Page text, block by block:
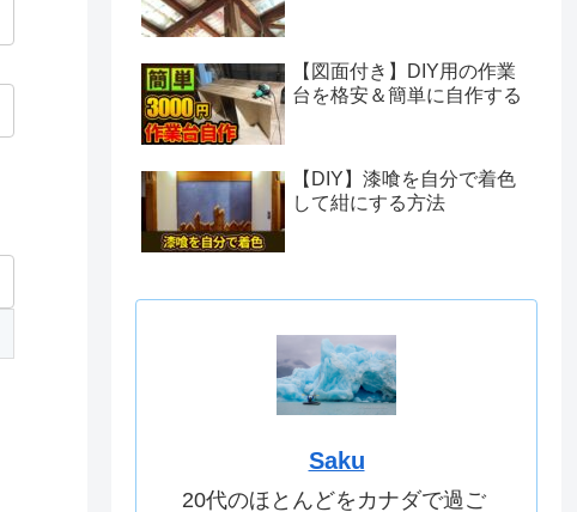
【図面付き】DIY用の作業
台を格安＆簡単に自作する
【DIY】漆喰を自分で着色
して紺にする方法
Saku
20代のほとんどをカナダで過ご